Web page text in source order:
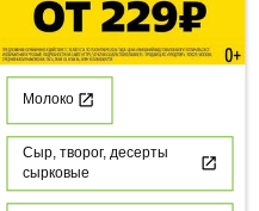
Молоко
Сыр, творог, десерты
сырковые